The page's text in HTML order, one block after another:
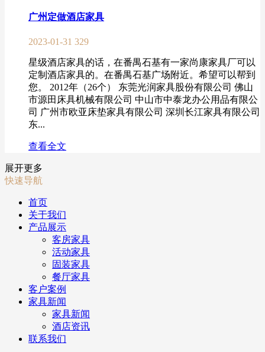
广州定做酒店家具
2023-01-31 329
星级酒店家具的话，在番禺石基有一家尚康家具厂可以
定制酒店家具的。在番禺石基广场附近。希望可以帮到
您。 2012年（26个） 东莞光润家具股份有限公司 佛山
市源田床具机械有限公司 中山市中泰龙办公用品有限公
司 广州市欧亚床垫家具有限公司 深圳长江家具有限公司
东...
查看全文
展开更多
快速导航
首页
关于我们
产品展示
客房家具
活动家具
固装家具
餐厅家具
客户案例
家具新闻
家具新闻
酒店资讯
联系我们